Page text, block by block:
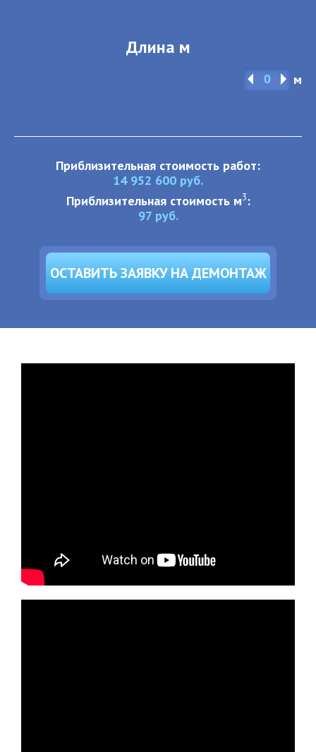
Длина м
м
Приблизительная стоимость работ:
14 952 600 руб.
Приблизительная стоимость м3:
97руб.
ОСТАВИТЬ ЗАЯВКУ НА ДЕМОНТАЖ